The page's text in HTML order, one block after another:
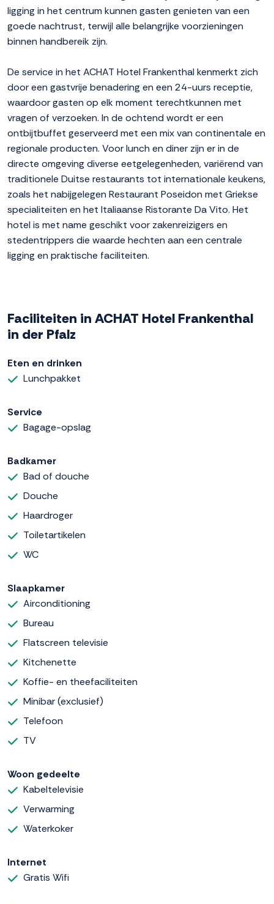
ligging in het centrum kunnen gasten genieten van een
goede nachtrust, terwijl alle belangrijke voorzieningen
binnen handbereik zijn.
De service in het ACHAT Hotel Frankenthal kenmerkt zich
door een gastvrije benadering en een 24-uurs receptie,
waardoor gasten op elk moment terechtkunnen met
vragen of verzoeken. In de ochtend wordt er een
ontbijtbuffet geserveerd met een mix van continentale en
regionale producten. Voor lunch en diner zijn er in de
directe omgeving diverse eetgelegenheden, variërend van
traditionele Duitse restaurants tot internationale keukens,
zoals het nabijgelegen Restaurant Poseidon met Griekse
specialiteiten en het Italiaanse Ristorante Da Vito. Het
hotel is met name geschikt voor zakenreizigers en
stedentrippers die waarde hechten aan een centrale
ligging en praktische faciliteiten.
Faciliteiten in ACHAT Hotel Frankenthal
in der Pfalz
Eten en drinken
Lunchpakket
Service
Bagage-opslag
Badkamer
Bad of douche
Douche
Haardroger
Toiletartikelen
WC
Slaapkamer
Airconditioning
Bureau
Flatscreen televisie
Kitchenette
Koffie- en theefaciliteiten
Minibar (exclusief)
Telefoon
TV
Woon gedeelte
Kabeltelevisie
Verwarming
Waterkoker
Internet
Gratis Wifi